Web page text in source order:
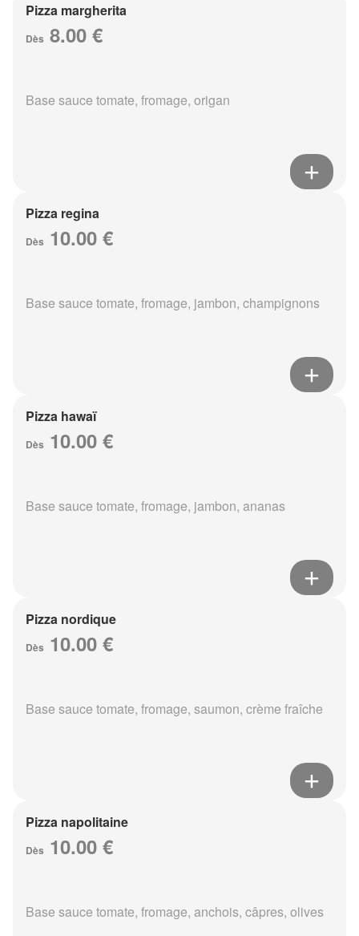
Pizza margherita
Dès 8.00 €
Base sauce tomate, fromage, origan
Pizza regina
Dès 10.00 €
Base sauce tomate, fromage, jambon, champignons
Pizza hawaï
Dès 10.00 €
Base sauce tomate, fromage, jambon, ananas
Pizza nordique
Dès 10.00 €
Base sauce tomate, fromage, saumon, crème fraîche
Pizza napolitaine
Dès 10.00 €
Base sauce tomate, fromage, anchois, câpres, olives